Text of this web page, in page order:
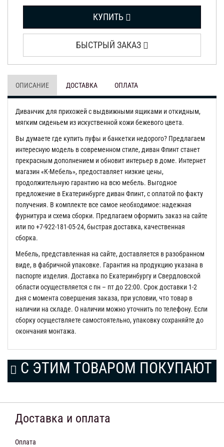
КУПИТЬ
БЫСТРЫЙ ЗАКАЗ
ОПИСАНИЕ ДОСТАВКА ОПЛАТА
Диванчик для прихожей с выдвижными ящиками и откидным,
мягким сиденьем из искуственной кожи бежевого цвета.
Вы думаете где купить пуфы и банкетки недорого? Предлагаем
интересную модель в современном стиле, диван Флинт станет
прекрасным дополнением и обновит интерьер в доме. Интернет
магазин «К-Мебель», предоставляет низкие цены,
продолжительную гарантию на всю мебель. Выгодное
предложение в Екатеринбурге диван Флинт, с оплатой по факту
получения. В комплекте все самое необходимое: надежная
фурнитура и схема сборки. Предлагаем оформить заказ на сайте
или по +7-922-181-05-24, быстрая доставка, качественная
сборка.
Мебель, представленная на сайте, доставляется в разобранном
виде, в фабричной упаковке. Гарантия на продукцию указана в
паспорте изделия. Доставка по Екатеринбургу и Свердловской
области осуществляется с пн – пт до 22:00. Срок доставки 1-2
дня с момента совершения заказа, при условии, что товар в
наличии на складе. О наличии можно уточнить по телефону. Если
сборку осуществляете самостоятельно, упаковку сохраняйте до
окончания монтажа.
С ЭТИМ ТОВАРОМ ПОКУПАЮТ
Доставка и оплата
Оплата